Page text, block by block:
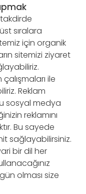
sıralara
için organik
sitemizi ziyaret
ile
Reklam
sosyal medya
reklamını
Bu sayede
sağlayabilirsiniz.
bir dil her
olması size